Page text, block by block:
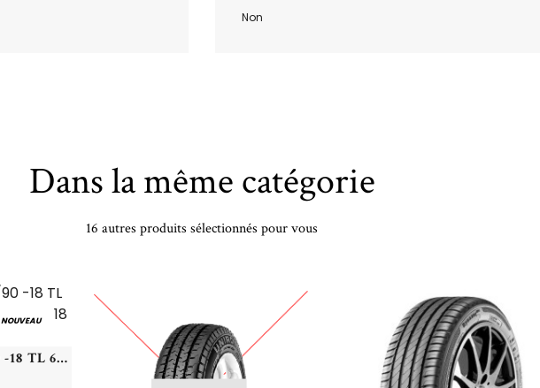
Non
Dans la même catégorie
16 autres produits sélectionnés pour vous
NOUVEAU
BRIDGESTONE - 110/90 -18 TL 61V BR BATTLAX BT46 F - 1109018 -